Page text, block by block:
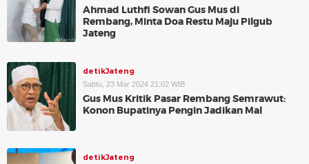
Ahmad Luthfi Sowan Gus Mus di
Rembang, Minta Doa Restu Maju Pilgub
Jateng
detikJateng
Sabtu, 23 Mar 2024 21:02 WIB
Gus Mus Kritik Pasar Rembang Semrawut:
Konon Bupatinya Pengin Jadikan Mal
detikJateng